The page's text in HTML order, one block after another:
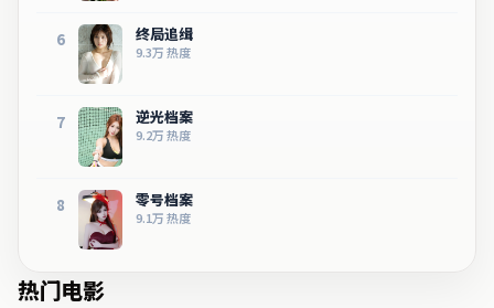
6 终局追缉
9.3万热度
7 逆光档案
9.2万热度
8 零号档案
9.1万热度
热门电影